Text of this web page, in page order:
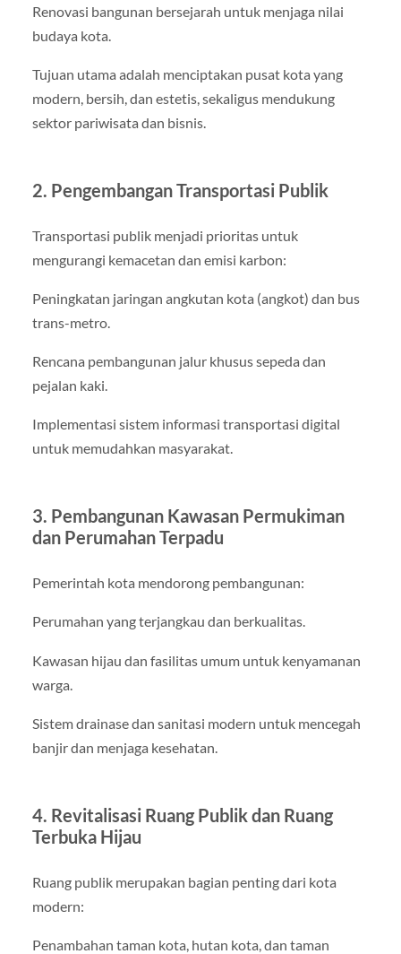
Renovasi bangunan bersejarah untuk menjaga nilai
budaya kota.
Tujuan utama adalah menciptakan pusat kota yang
modern, bersih, dan estetis, sekaligus mendukung
sektor pariwisata dan bisnis.
2. Pengembangan Transportasi Publik
Transportasi publik menjadi prioritas untuk
mengurangi kemacetan dan emisi karbon:
Peningkatan jaringan angkutan kota (angkot) dan bus
trans-metro.
Rencana pembangunan jalur khusus sepeda dan
pejalan kaki.
Implementasi sistem informasi transportasi digital
untuk memudahkan masyarakat.
3. Pembangunan Kawasan Permukiman
dan Perumahan Terpadu
Pemerintah kota mendorong pembangunan:
Perumahan yang terjangkau dan berkualitas.
Kawasan hijau dan fasilitas umum untuk kenyamanan
warga.
Sistem drainase dan sanitasi modern untuk mencegah
banjir dan menjaga kesehatan.
4. Revitalisasi Ruang Publik dan Ruang
Terbuka Hijau
Ruang publik merupakan bagian penting dari kota
modern:
Penambahan taman kota, hutan kota, dan taman